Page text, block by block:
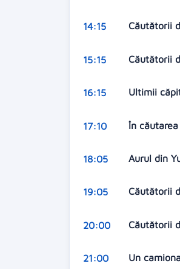
14:15 Căutătorii
15:15 Căutătorii
16:15 Ultimii
17:10 În
18:05 Aurul din
19:05 Căutătorii
20:00 Căutătorii
21:00 Un